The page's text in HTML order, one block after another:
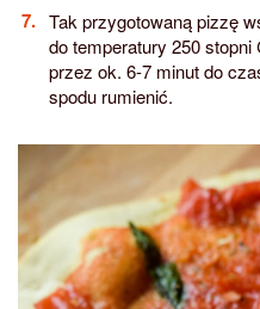
Tak przygotowaną pizzę
do temperatury 250 stopni
przez ok. 6-7 minut do
spodu rumienić.